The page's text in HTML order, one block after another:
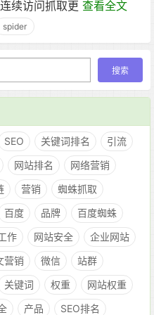
续访问抓取更 查看全文
spider
SEO 关键词排名
引流
网站排名
网络营销
营销
蜘蛛抓取
百度 品牌
百度蜘蛛
作 网站安全
企业网站
营销 微信
站群
关键词 权重
网站权重
产品
SEO排名